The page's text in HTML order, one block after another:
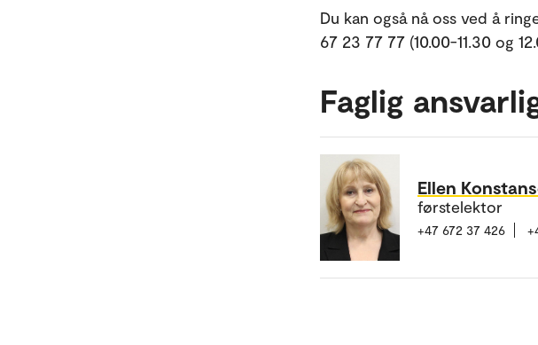
Du kan også nå oss ved å
67 23 77 77 (10.00-11.30 og
Faglig
Ellen
førstelektor
+47 672 37 426